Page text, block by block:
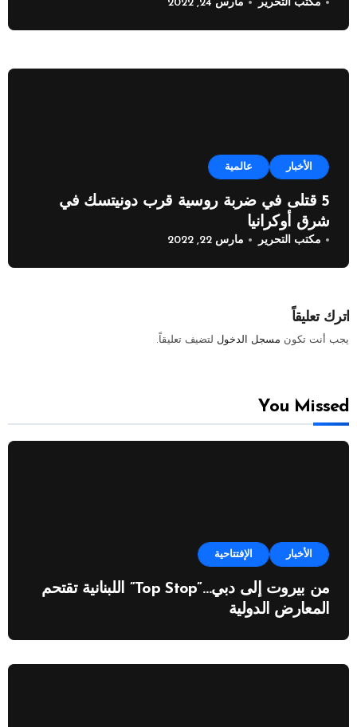
مكتب التحرير مارس 24, 2022
الأخبار عالمية
5 قتلى في ضربة روسية قرب دونيتسك في
شرق أوكرانيا
مكتب التحرير مارس 22, 2022
اترك تعليقاً
يجب أنت تكون مسجل الدخول لتضيف تعليقاً.
You Missed
الأخبار الإفتتاحية
من بيروت إلى دبي…”Top Stop” اللبنانية تقتحم
المعارض الدولية